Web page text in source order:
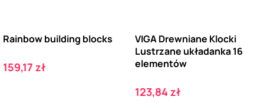
Rainbow building blocks
Cena
159,17 zł
VIGA Drewniane Klocki
Lustrzane układanka 16
elementów
Cena
123,84 zł